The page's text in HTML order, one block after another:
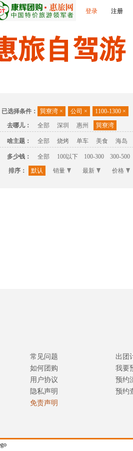
登录 注册
已选择条件： 巽寮湾 × 公司 × 1100-1300 ×
去哪儿：
全部 深圳 惠州 巽寮湾
啥主题： 全部 烧烤 单车 美食 海岛
多少钱： 全部 100以下 100-300 300-500
排序：
默认 销量 最新 价格
常见问题
如何团购
用户协议
隐私声明
免责声明
出团
我要
预约
预约